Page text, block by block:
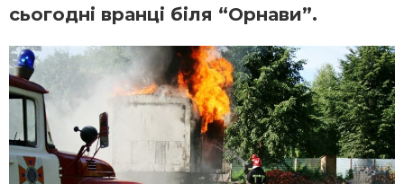
сьогодні вранці біля “Орнави”.